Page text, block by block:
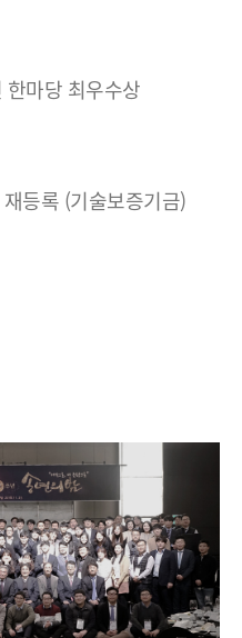
마당 최우수상
등록 (기술보증기금)